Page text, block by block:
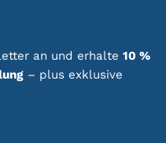
an und erhalte 10 %
– plus exklusive